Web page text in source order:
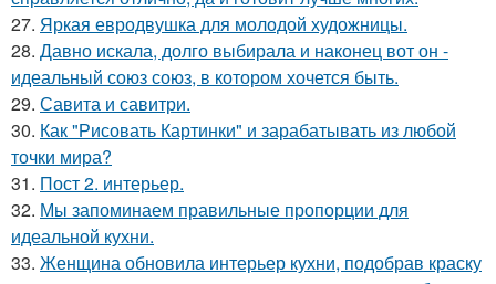
27. Яркая евродвушка для молодой художницы.
28. Давно искала, долго выбирала и наконец вот он -
идеальный союз союз, в котором хочется быть.
29. Савита и савитри.
30. Как "Рисовать Картинки" и зарабатывать из любой
точки мира?
31. Пост 2. интерьер.
32. Мы запоминаем правильные пропорции для
идеальной кухни.
33. Женщина обновила интерьер кухни, подобрав краску